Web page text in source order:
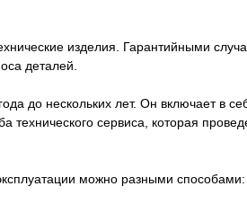
изделия. Гарантийными
деталей.
до нескольких лет. Он включает в
сервиса, которая
можно разными способами: